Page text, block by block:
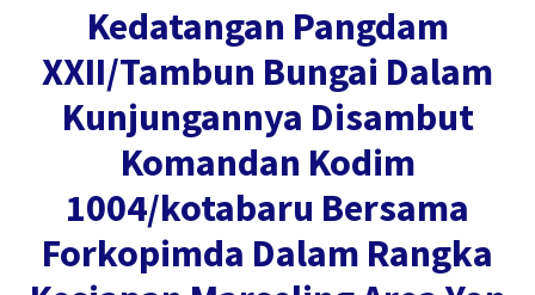
Kedatangan Pangdam
XXII/Tambun Bungai Dalam
Kunjungannya Disambut
Komandan Kodim
1004/kotabaru Bersama
Forkopimda Dalam Rangka